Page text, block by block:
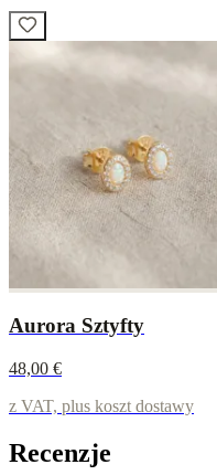
Aurora Sztyfty
48,00 €
z VAT, plus koszt dostawy
Recenzje